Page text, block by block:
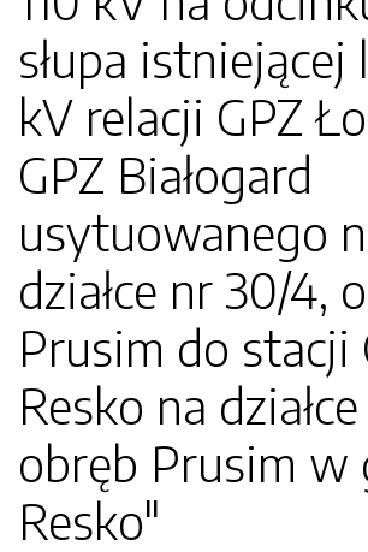
słupa istniejącej
kV relacji GPZ
GPZ Białogard
usytuowanego
działce nr 30/4,
Prusim do stacji
Resko na
obręb Prusim w
Resko"